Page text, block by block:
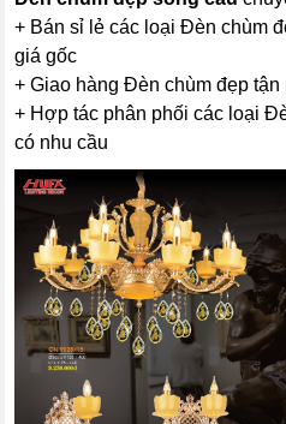
+ Bán sỉ lẻ các loại Đèn chùm
giá gốc
+ Giao hàng Đèn chùm đẹp
+ Hợp tác phân phối các loại
có nhu cầu